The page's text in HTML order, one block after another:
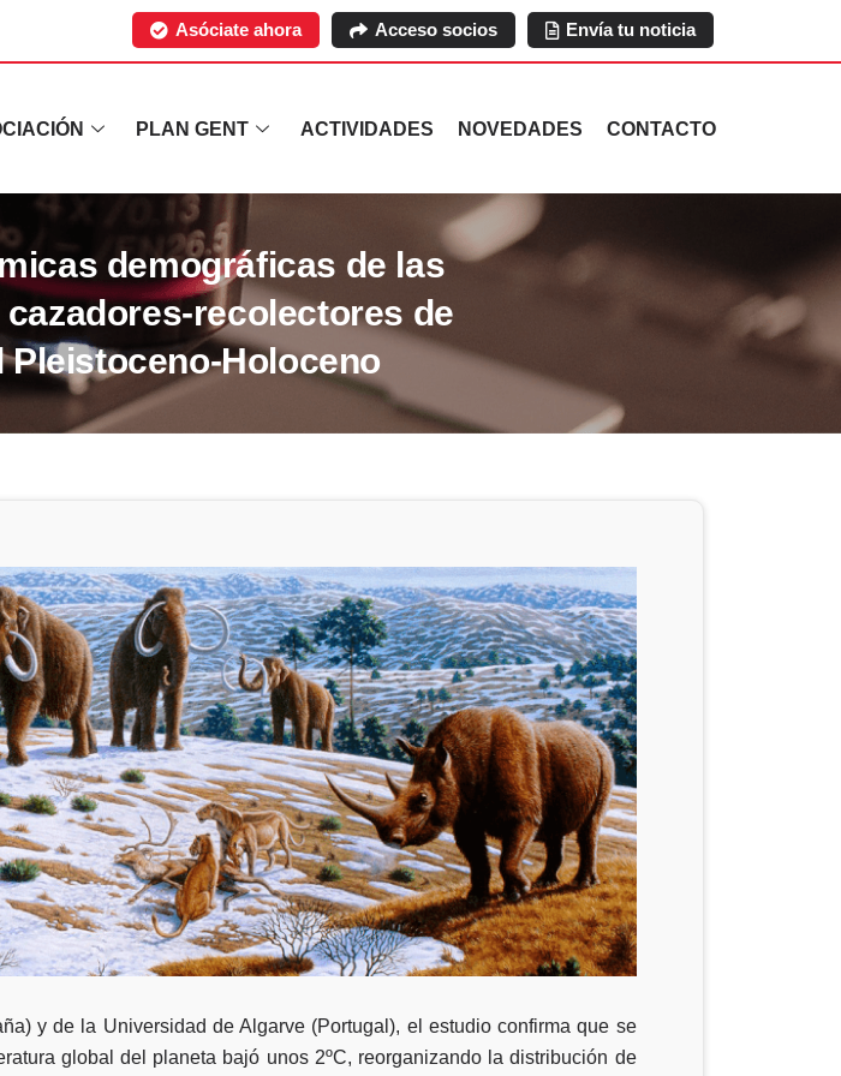
Asóciate ahora Acceso socios Envía tu noticia
PLAN GENT ACTIVIDADES NOVEDADES CONTACTO
demográficas de las
recolectores de
Pleistoceno-Holoceno
y de la Universidad de Algarve (Portugal), el estudio confirma que se
global del planeta bajó unos 2ºC, reorganizando la distribución de